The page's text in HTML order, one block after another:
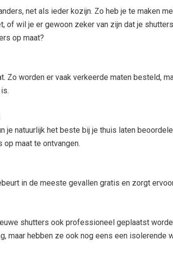
net als ieder kozijn. Zo heb je te maken
of wil je er gewoon zeker van zijn dat je
op maat?
Zo worden er vaak verkeerde maten besteld,
je natuurlijk het beste bij je thuis laten
maat te ontvangen.
in de meeste gevallen gratis en zorgt
shutters ook professioneel geplaatst
maar hebben ze ook nog eens een isolerende